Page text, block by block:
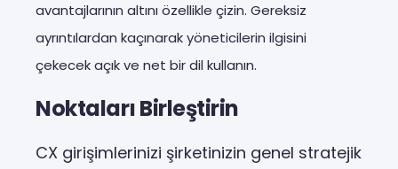
avantajlarının altını özellikle çizin. Gereksiz
ayrıntılardan kaçınarak yöneticilerin ilgisini
çekecek açık ve net bir dil kullanın.
Noktaları Birleştirin
CX girişimlerinizi şirketinizin genel stratejik